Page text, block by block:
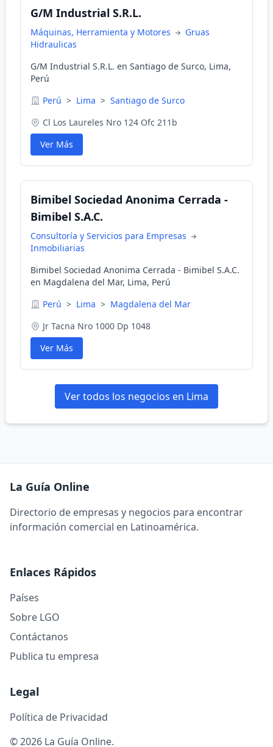
G/M Industrial S.R.L.
Máquinas, Herramienta y Motores
Gruas
Hidraulicas
G/M Industrial S.R.L. en Santiago de Surco, Lima,
Perú
Perú > Lima > Santiago de Surco
Cl Los Laureles Nro 124 Ofc 211b
Ver Más
Bimibel Sociedad Anonima Cerrada -
Bimibel S.A.C.
Consultoría y Servicios para Empresas
Inmobiliarias
Bimibel Sociedad Anonima Cerrada - Bimibel S.A.C.
en Magdalena del Mar, Lima, Perú
Perú > Lima > Magdalena del Mar
Jr Tacna Nro 1000 Dp 1048
Ver Más
Ver todos los negocios en Lima
La Guía Online
Directorio de empresas y negocios para encontrar
información comercial en Latinoamérica.
Enlaces Rápidos
Países
Sobre LGO
Contáctanos
Publica tu empresa
Legal
Política de Privacidad
© 2026 La Guía Online.